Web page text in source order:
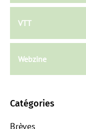
VTT
Webzine
Catégories
Brèves